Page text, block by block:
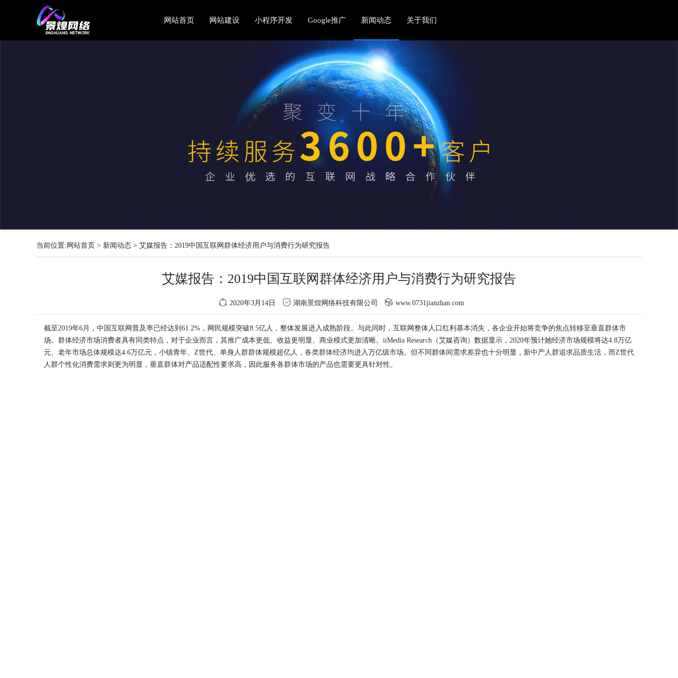
网站首页 网站建设 小程序开发 Google推广 新闻动态 关于我们
当前位置: 网站首页 > 新闻动态 > 艾媒报告：2019中国互联网群体经济用户与消费行为研究报告
艾媒报告：2019中国互联网群体经济用户与消费行为研究报告
2020年3月14日 湖南景煌网络科技有限公司 www.0731jianzhan.com
截至2019年6月，中国互联网普及率已经达到61.2%， 网民规模突破8.5亿人，整体发展进入成熟阶段。与此同时，互联网整体人口 红利 基本消失，各企业开始将竞争的焦点转移至垂直群体市
场。 群体经济市场消费者具有同类特点，对于企业而言，其推广成本更低、收益更明显、商业模式更加清晰。iiMedia Research（艾媒咨询）数据显示，2020年预计她经济市场规模将达4.8万亿
元、老年市场总体规模达4.6万亿元，小镇青年、Z世代、单身人群群体规模超亿人，各类群体经济均进入万亿级市场。但不同群体间需求差异也十分明显，新中产人群追求品质生活，而Z世代
人群个性化消费需求则更为明显，垂直群体对产品适配性要求高，因此服务各群体市场的产品也需要更具针对性。